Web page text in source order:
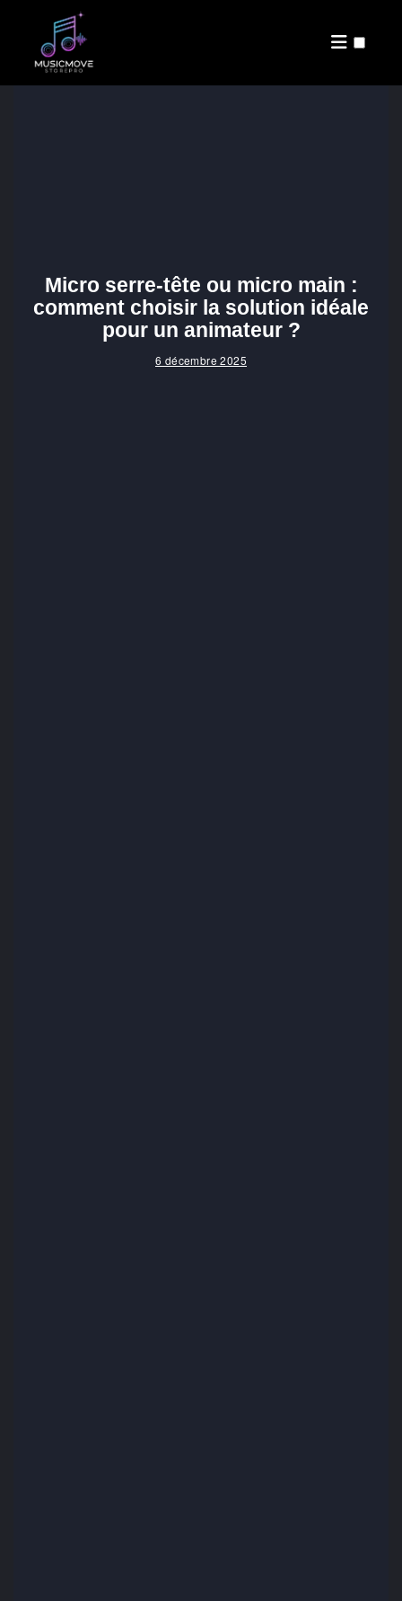
Micro serre-tête ou micro main :
comment choisir la solution idéale
pour un animateur ?
6 décembre 2025